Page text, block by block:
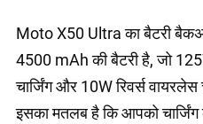
Moto X50 Ultra का बैटरी
4500 mAh की बैटरी है, जो
चार्जिंग और 10W रिवर्स वायरलेस
इसका मतलब है कि आपको चार्जिंग